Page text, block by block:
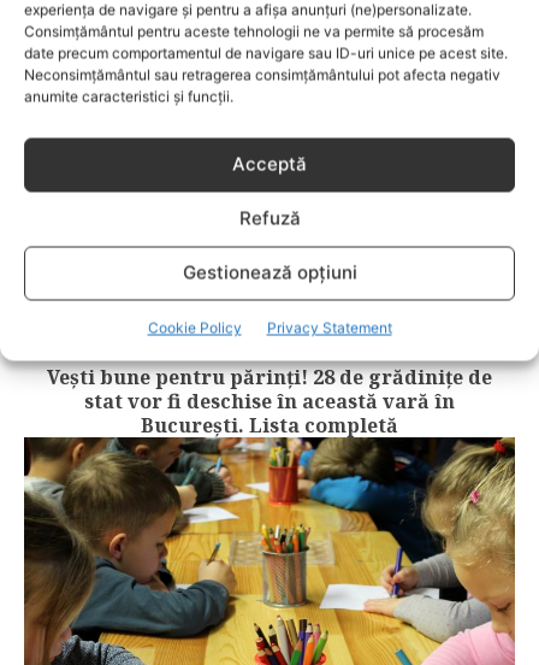
experiența de navigare și pentru a afișa anunțuri (ne)personalizate.
Consimțământul pentru aceste tehnologii ne va permite să procesăm
date precum comportamentul de navigare sau ID-uri unice pe acest site.
Neconsimțământul sau retragerea consimțământului pot afecta negativ
anumite caracteristici și funcții.
Acceptă
Refuză
Gestionează opțiuni
Cookie Policy Privacy Statement
COPII
Vești bune pentru părinți! 28 de grădiniţe de
stat vor fi deschise în această vară în
București. Lista completă